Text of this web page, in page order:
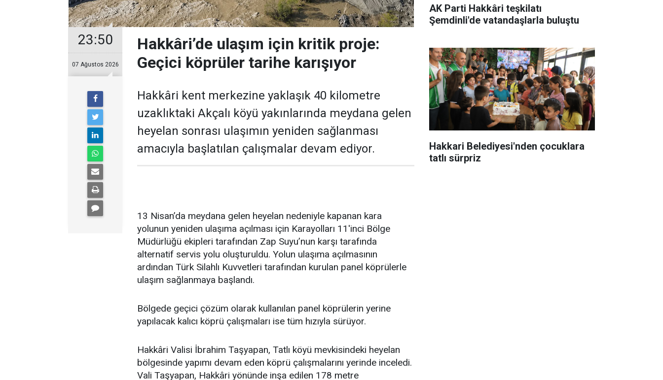
23:50
07 Ağustos 2026
Hakkâri’de ulaşım için kritik proje:
Geçici köprüler tarihe karışıyor
Hakkâri kent merkezine yaklaşık 40 kilometre
uzaklıktaki Akçalı köyü yakınlarında meydana gelen
heyelan sonrası ulaşımın yeniden sağlanması
amacıyla başlatılan çalışmalar devam ediyor.
13 Nisan’da meydana gelen heyelan nedeniyle kapanan kara
yolunun yeniden ulaşıma açılması için Karayolları 11'inci Bölge
Müdürlüğü ekipleri tarafından Zap Suyu’nun karşı tarafında
alternatif servis yolu oluşturuldu. Yolun ulaşıma açılmasının
ardından Türk Silahlı Kuvvetleri tarafından kurulan panel köprülerle
ulaşım sağlanmaya başlandı.
Bölgede geçici çözüm olarak kullanılan panel köprülerin yerine
yapılacak kalıcı köprü çalışmaları ise tüm hızıyla sürüyor.
Hakkâri Valisi İbrahim Taşyapan, Tatlı köyü mevkisindeki heyelan
bölgesinde yapımı devam eden köprü çalışmalarını yerinde inceledi.
Vali Taşyapan, Hakkâri yönünde inşa edilen 178 metre
AK Parti Hakkâri teşkilatı
Şemdinli'de vatandaşlarla buluştu
Hakkari Belediyesi'nden çocuklara
tatlı sürpriz